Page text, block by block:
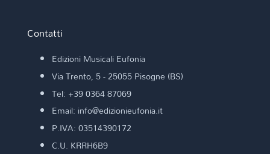
Contatti
Edizioni Musicali Eufonia
Via Trento, 5 - 25055 Pisogne (BS)
Tel: +39 0364 87069
Email: info@edizionieufonia.it
P.IVA: 03514390172
C.U. KRRH6B9